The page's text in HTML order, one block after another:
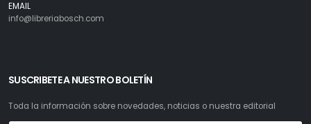
EMAIL
info@libreriabosch.com
SUSCRIBETE A NUESTRO BOLETÍN
Toda la información sobre novedades, noticias o nuestra editorial